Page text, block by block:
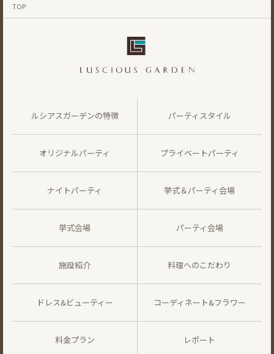
TOP
ルシアスガーデンの特徴 パーティスタイル
オリジナルパーティ プライベートパーティ
ナイトパーティ 挙式＆パーティ会場
挙式会場 パーティ会場
施設紹介 料理へのこだわり
ドレス&ビューティー コーディネート&フラワー
料金プラン レポート